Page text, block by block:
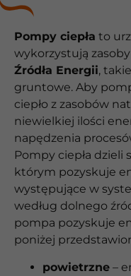
Pompy ciepła to
wykorzystują
Źródła Energii,
gruntowe. Aby
ciepło z zasobów
niewielkiej ilości
napędzenia
Pompy ciepła dzieli
którym pozyskuje
występujące w
według dolnego
pompa pozyskuje
poniżej
powietrzne –